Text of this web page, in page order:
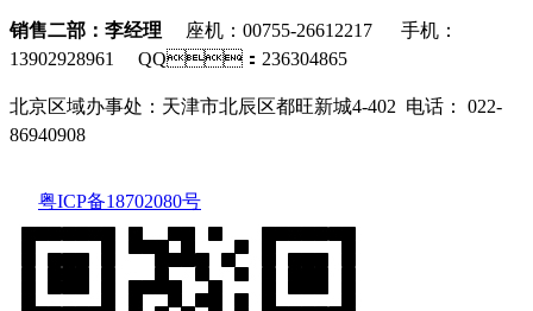
销售二部：李经理 座机 ：00755-26612217 手机：
13902928961 QQ：236304865
北京区域办事处： 天津市北辰区都旺新城4-402 电话：
022-
86940908
粤ICP备18702080号